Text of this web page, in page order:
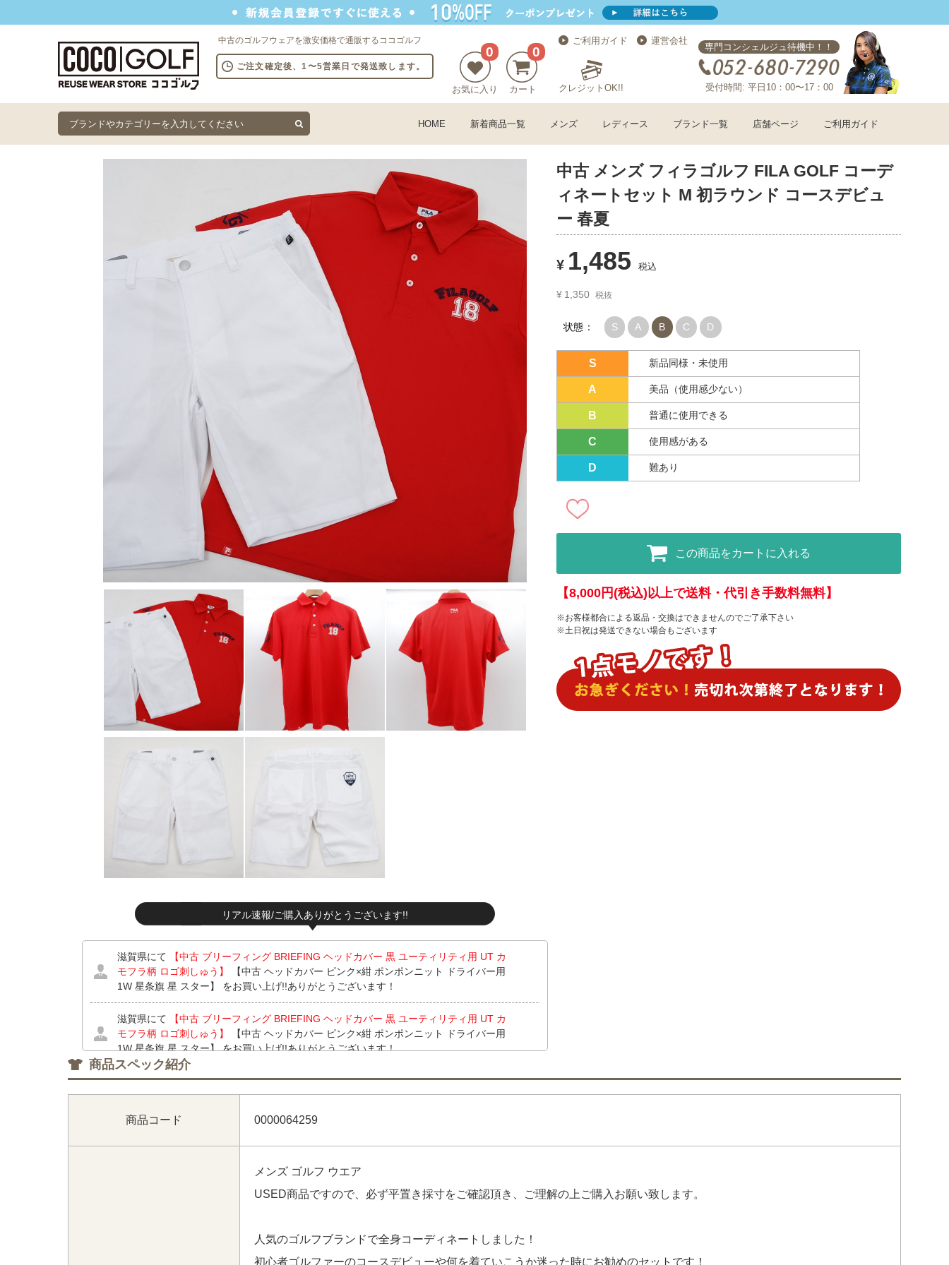
中古のゴルフウェアを激安価格で通販するココゴルフ
ご注文確定後、1〜5営業日で発送致します。
0
お気に入り
0
カート
ご利用ガイド 運営会社
クレジットOK!!
専門コンシェルジュ待機中！！
受付時間: 平日10：00〜17：00
HOME 新着商品一覧 メンズ レディース ブランド一覧 店舗ページ ご利用ガイド
リアル速報/ご購入ありがとうございます!!
滋賀県にて 【中古 ブリーフィング BRIEFING ヘッドカバー 黒 ユーティリティ用 UT カ
モフラ柄 ロゴ刺しゅう】
【中古 ヘッドカバー ピンク×紺 ポンポンニット ドライバー用
1W 星条旗 星 スター】 をお買い上げ!!ありがとうございます！
滋賀県にて 【中古 ブリーフィング BRIEFING ヘッドカバー 黒 ユーティリティ用 UT カ
モフラ柄 ロゴ刺しゅう】
【中古 ヘッドカバー ピンク×紺 ポンポンニット ドライバー用
1W 星条旗 星 スター】 をお買い上げ!!ありがとうございます！
滋賀県にて【中古 ブリーフィング BRIEFING ヘッドカバー 黒 ユーティリティ用 UT カ
モフラ柄 ロゴ刺しゅう】をお買い上げ!!ありがとうございます！
埼玉県にて
【中古 ニューバランスゴルフ New Balance golf レインキャップ フリー ネイ
スゴルフ New Balance golf 半袖ポロシャツ 5(L) 黄色 イエロー チェック キャップ柄 メッ
シュ調】 をお買い上げ!!ありがとうございます！
【中古 メンズ ニューバランスゴルフ New Balance golf
中古 メンズ フィラゴルフ FILA GOLF コーデ
ィネートセット M 初ラウンド コースデビュ
ー 春夏
¥ 1,485 税込
¥ 1,350 税抜
状態： S A B C D
S 新品同様・未使用
A 美品（使用感少ない）
B 普通に使用できる
C 使用感がある
D 難あり
この商品をカートに入れる
【8,000円(税込)以上で送料・代引き手数料無料】
※お客様都合による返品・交換はできませんのでご了承下さい
※土日祝は発送できない場合もございます
商品スペック紹介
商品コード 0000064259
メンズ ゴルフ ウエア
USED商品ですので、必ず平置き採寸をご確認頂き、ご理解の上ご購入お願い致します。
人気のゴルフブランドで全身コーディネートしました！
初心者ゴルファーのコースデビューや何を着ていこうか迷った時にお勧めのセットです！